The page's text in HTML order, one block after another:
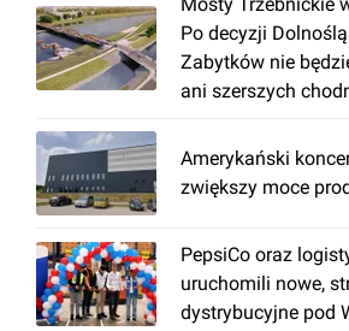
Po decyzji
Zabytków nie
ani szerszych
Amerykański
zwiększy moce
PepsiCo oraz
uruchomili nowe,
dystrybucyjne pod